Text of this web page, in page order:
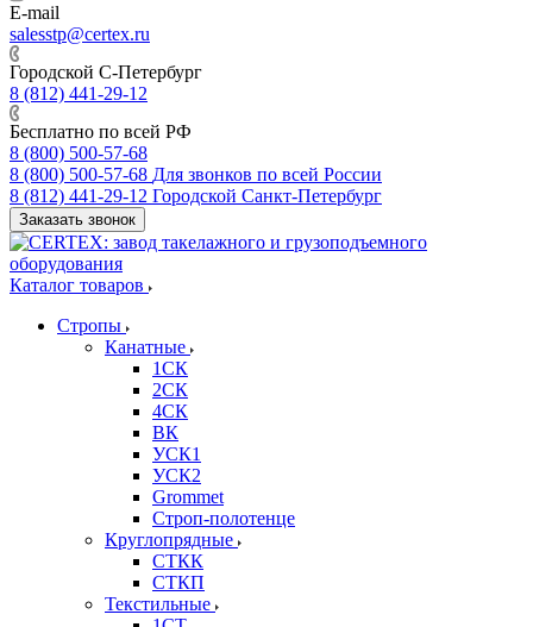
E-mail
salesstp@certex.ru
Городской С-Петербург
8 (812) 441-29-12
Бесплатно по всей РФ
8 (800) 500-57-68
8 (800) 500-57-68 Для звонков по всей России
8 (812) 441-29-12 Городской Санкт-Петербург
Заказать звонок
Каталог товаров
Стропы
Канатные
1СК
2СК
4СК
ВК
УСК1
УСК2
Grommet
Строп-полотенце
Круглопрядные
СТКК
СТКП
Текстильные